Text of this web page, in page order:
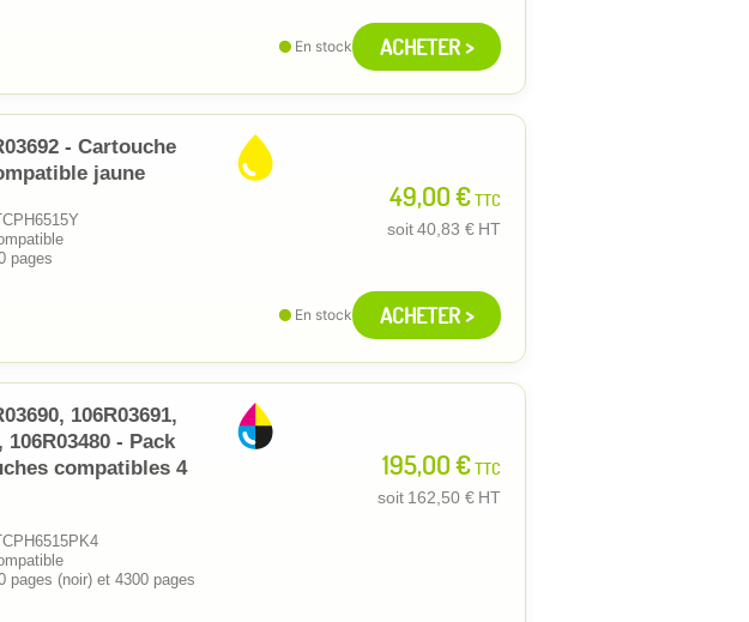
En stock ACHETER >
- Cartouche
jaune
pages
49,00 €TTC
soit40,83 € HT
En stock ACHETER >
106R03691,
106R03480 - Pack
compatibles 4
pages (noir) et 4300 pages
195,00 €TTC
soit 162,50 € HT